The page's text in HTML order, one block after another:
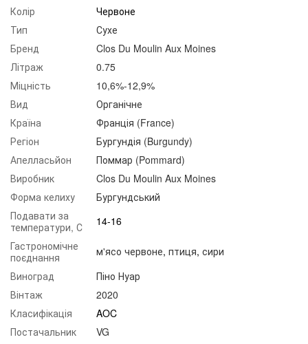
Колір
Червоне
Тип
Сухе
Бренд
Clos Du Moulin Aux Moines
Літраж
0.75
Міцність
10,6%-12,9%
Вид
Органічне
Країна
Франція (France)
Регіон
Бургундія (Burgundy)
Апелласьйон
Поммар (Pommard)
Виробник
Clos Du Moulin Aux Moines
Форма келиху
Бургундський
Подавати за
температури, С
14-16
Гастрономічне
поєднання
м'ясо червоне, птиця, сири
Виноград
Піно Нуар
Вінтаж
2020
Класифікація
AOC
Постачальник
VG